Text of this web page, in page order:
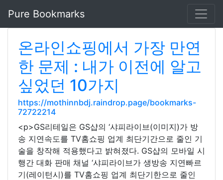
Pure Bookmarks
온라인쇼핑에서 가장 만연
한 문제 : 내가 이전에 알고
싶었던 10가지
https://mothinnbdj.raindrop.page/bookmarks-
72722214
<p>GS리테일은 GS샵의 ‘샤피라이브(이미지)가 방
송 지연속도를 TV홈쇼핑 업계 최단기간으로 줄인 기
술을 창작해 적용했다고 밝혀졌다. GS샵의 모바일 시
행간 대화 판매 채널 ‘샤피라이브가 생방송 지연빠르
기(레이턴시)를 TV홈쇼핑 업계 최단기한으로 줄인